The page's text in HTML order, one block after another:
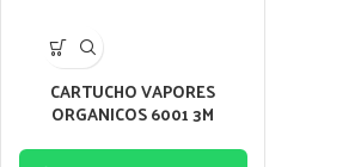
CARTUCHO VAPORES
ORGANICOS 6001 3M